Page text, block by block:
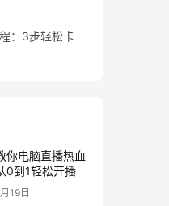
：3步轻松卡
你电脑直播热血
0到1轻松开播
19日